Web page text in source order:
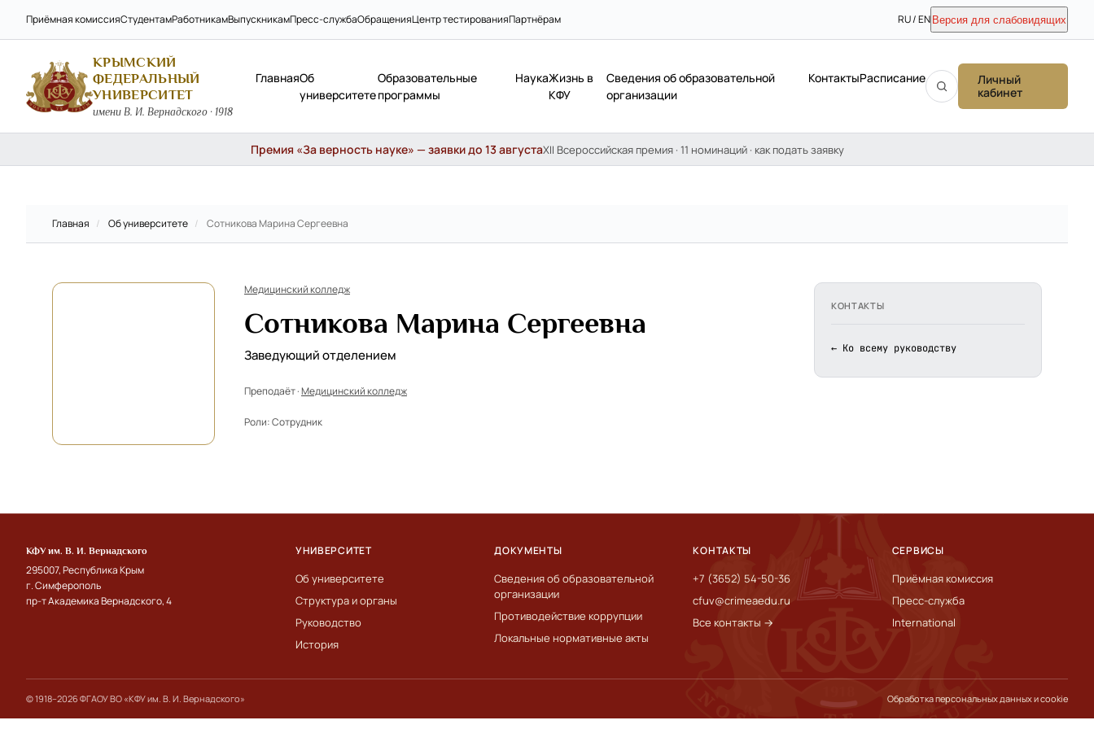
Приёмная комиссияСтудентамРаботникамВыпускникамПресс-службаОбращенияЦентр тестированияПартнёрам RU / EN Версия для слабовидящих
КРЫМСКИЙ
ФЕДЕРАЛЬНЫЙ
УНИВЕРСИТЕТ
имени В. И. Вернадского · 1918
ГлавнаяОб
университете
Образовательные
программы
НаукаЖизнь в
КФУ
Сведения об образовательной
организации
КонтактыРасписание
Личный
кабинет
Премия «За верность науке» — заявки до 13 августаXII Всероссийская премия · 11 номинаций · как подать заявку
Главная / Об университете / Сотникова Марина Сергеевна
Медицинский колледж
Сотникова Марина Сергеевна
Заведующий отделением
Преподаёт ·Медицинский колледж
Роли:Сотрудник
КОНТАКТЫ
← Ко всему руководству
КФУ им. В. И. Вернадского
295007, Республика Крым
г. Симферополь
пр-т Академика Вернадского, 4
УНИВЕРСИТЕТ
Об университете
Структура и органы
Руководство
История
ДОКУМЕНТЫ
Сведения об образовательной
организации
Противодействие коррупции
Локальные нормативные акты
КОНТАКТЫ
+7 (3652) 54-50-36
cfuv@crimeaedu.ru
Все контакты →
СЕРВИСЫ
Приёмная комиссия
Пресс-служба
International
© 1918–2026 ФГАОУ ВО «КФУ им. В. И. Вернадского» Обработка персональных данных и cookie